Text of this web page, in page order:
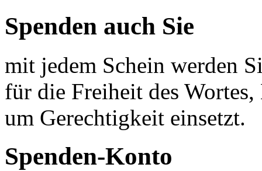
Spenden auch Sie
mit jedem Schein werden
für die Freiheit des
um Gerechtigkeit einsetzt.
Spenden-Konto